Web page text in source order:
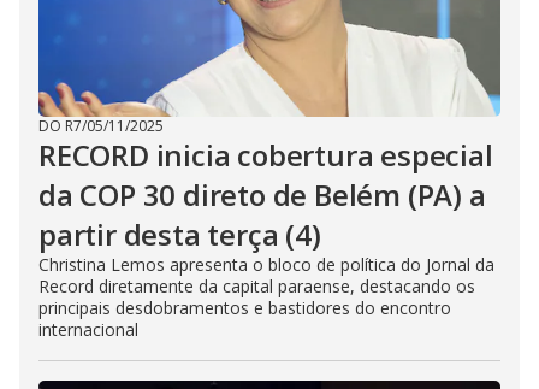
DO R7/05/11/2025
RECORD inicia cobertura especial
da COP 30 direto de Belém (PA) a
partir desta terça (4)
Christina Lemos apresenta o bloco de política do Jornal da
Record diretamente da capital paraense, destacando os
principais desdobramentos e bastidores do encontro
internacional